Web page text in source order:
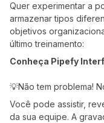
Quer experimentar a
armazenar tipos
objetivos
último treinamento:
Conheça Pipefy
💡Não tem problema!
Você pode assistir,
da sua equipe. A